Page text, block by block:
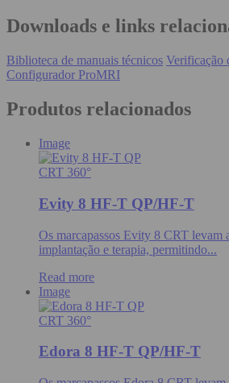
Downloads e links
Biblioteca de manuais técnicos Verificação
Configurador ProMRI
Produtos relacionados
Image
CRT 360°
Evity 8 HF-T QP/HF-T
Os marcapassos Evity 8 CRT levam
implantação e terapia, permitindo...
Read more
Image
CRT 360°
Edora 8 HF-T QP/HF-T